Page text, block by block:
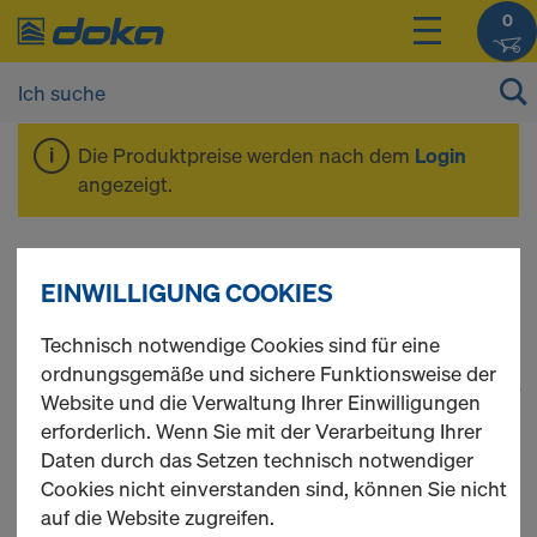
0
Die Produktpreise werden nach dem Login
angezeigt.
Deckenschalung
46 Produkte gefunden 1
Meist gesucht
Doka-Träger H20 top P
EINWILLIGUNG COOKIES
Technisch notwendige Cookies sind für eine
ordnungsgemäße und sichere Funktionsweise der
Website und die Verwaltung Ihrer Einwilligungen
erforderlich. Wenn Sie mit der Verarbeitung Ihrer
Daten durch das Setzen technisch notwendiger
Cookies nicht einverstanden sind, können Sie nicht
auf die Website zugreifen.